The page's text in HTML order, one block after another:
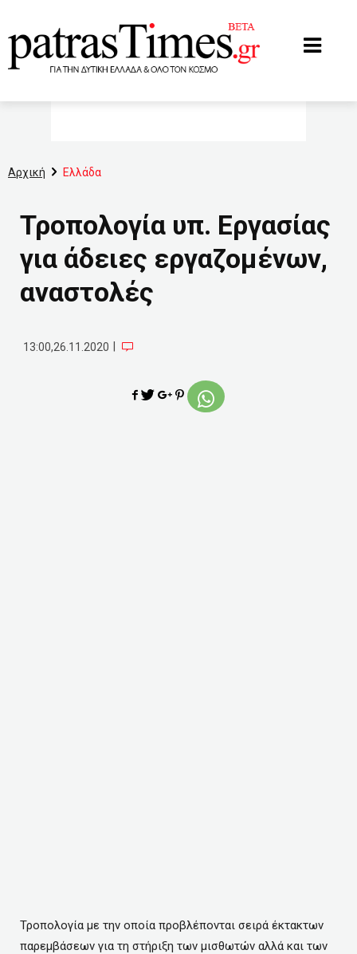
Αρχική Ελλάδα
Τροπολογία υπ. Εργασίας
για άδειες εργαζομένων,
αναστολές
13:00,26.11.2020
Τροπολογία με την οποία προβλέπονται σειρά έκτακτων
παρεμβάσεων για τη στήριξη των μισθωτών αλλά και των